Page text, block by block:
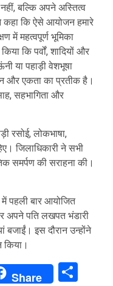
बल्कि अपने अस्तित्व
कहा कि ऐसे आयोजन हमारे
में महत्वपूर्ण भूमिका
कि पर्वों, शादियों और
या पहाड़ी वेशभूषा
और एकता का प्रतीक है।
सहभागिता और
रसोई, लोकभाषा,
जिलाधिकारी ने सभी
समर्पण की सराहना की।
पहली बार आयोजित
अपने पति लखपत भंडारी
इस दौरान उन्होंने
Share